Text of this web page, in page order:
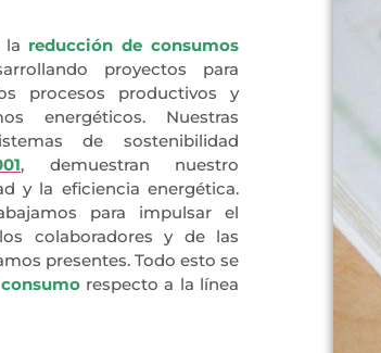
la reducción de consumos
proyectos para
procesos productivos y
energéticos. Nuestras
de sostenibilidad
, demuestran nuestro
y la eficiencia energética.
para impulsar el
colaboradores y de las
presentes. Todo esto se
morespecto a la línea